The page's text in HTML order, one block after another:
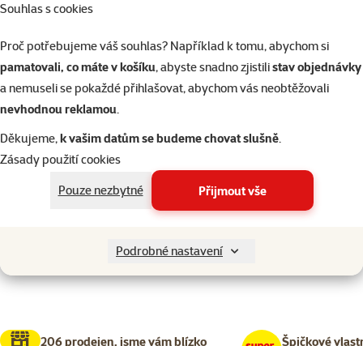
Souhlas s cookies
Proč potřebujeme váš souhlas? Například k tomu, abychom si
pamatovali, co máte v košíku, abyste snadno zjistilistav objednávky
a nemuseli se pokaždé přihlašovat, abychom vás neobtěžovali
nevhodnou reklamou.
Děkujeme,k vašim datům se budeme chovat slušně.
Zásady použití cookies
Pouze nezbytné
Přijmout vše
Podrobné nastavení
Drobní savci
Drobní savci > Potřeby pro
Nenalezeny žádné produkty
206 prodejen, jsme vám blízko Špičkové